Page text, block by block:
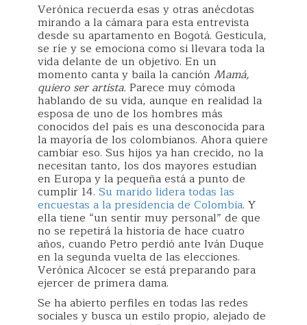
Verónica recuerda esas y otras anécdotas
mirando a la cámara para esta entrevista
desde su apartamento en Bogotá. Gesticula,
se ríe y se emociona como si llevara toda la
vida delante de un objetivo. En un
momento canta y baila la canción Mamá,
quiero ser artista. Parece muy cómoda
hablando de su vida, aunque en realidad la
esposa de uno de los hombres más
conocidos del país es una desconocida para
la mayoría de los colombianos. Ahora quiere
cambiar eso. Sus hijos ya han crecido, no la
necesitan tanto, los dos mayores estudian
en Europa y la pequeña está a punto de
cumplir 14. Su marido lidera todas las
encuestas a la presidencia de Colombia. Y
ella tiene “un sentir muy personal” de que
no se repetirá la historia de hace cuatro
años, cuando Petro perdió ante Iván Duque
en la segunda vuelta de las elecciones.
Verónica Alcocer se está preparando para
ejercer de primera dama.
Se ha abierto perfiles en todas las redes
sociales y busca un estilo propio, alejado de